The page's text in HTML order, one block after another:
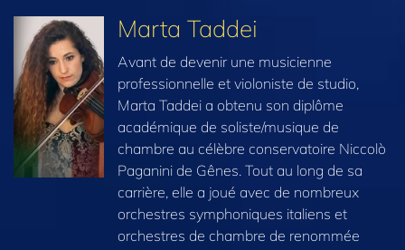
Marta Taddei
Avant de devenir une musicienne
professionnelle et violoniste de studio,
Marta Taddei a obtenu son diplôme
académique de soliste/musique de
chambre au célèbre conservatoire Niccolò
Paganini de Gênes. Tout au long de sa
carrière, elle a joué avec de nombreux
orchestres symphoniques italiens et
orchestres de chambre de renommée